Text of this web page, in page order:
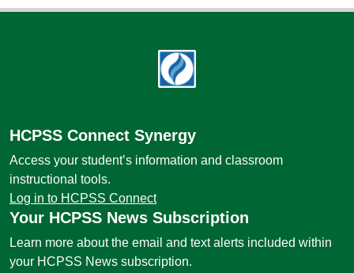
HCPSS Connect Synergy
Access your student’s information and classroom
instructional tools.
Log in to HCPSS Connect
Your HCPSS News Subscription
Learn more about the email and text alerts included within
your HCPSS News subscription.